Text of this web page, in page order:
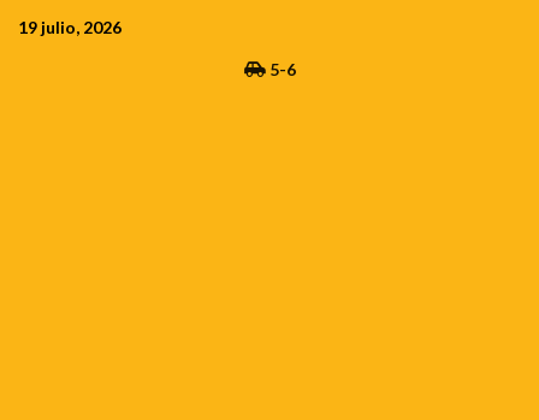
19 julio, 2026
5-6